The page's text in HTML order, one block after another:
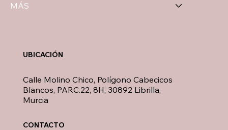
MÁS
Calle Molino Chico, Polígono Cabecicos
Blancos, PARC.22, 8H, 30892 Librilla,
Murcia
UBICACIÓN
CONTACTO​